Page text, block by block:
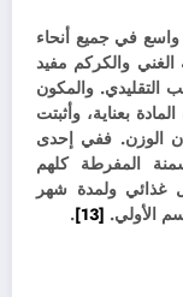
واسع في جميع أنحاء
والكركم مفيد
والمكون
بعناية، وأثبتت
الوزن. ففي إحدى
السمنة المفرطة كلهم
غذائي ولمدة شهر
[13]
.